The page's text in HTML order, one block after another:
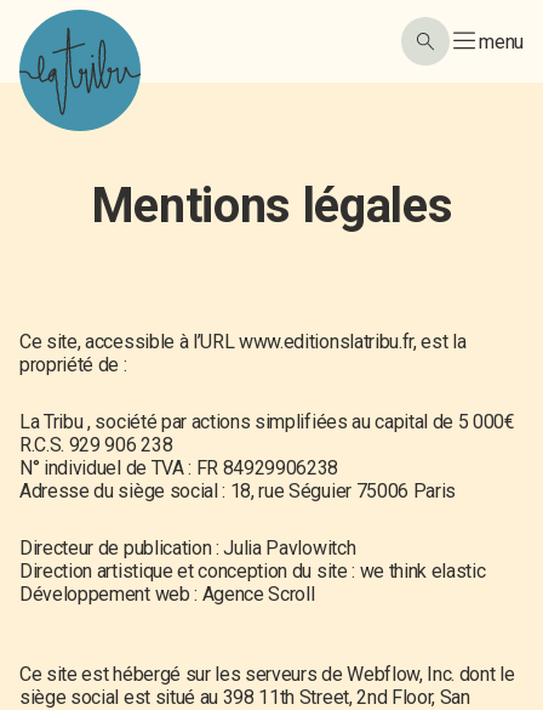
menu
Mentions légales
Ce site, accessible à l’URLwww.editionslatribu.fr, est la
propriété de :
La Tribu , société par actions simplifiées au capital de 5 000€
R.C.S. 929 906 238
N° individuel de TVA : FR 84929906238
Adresse du siège social : 18, rue Séguier 75006 Paris
Directeur de publication : Julia Pavlowitch
Direction artistique et conception du site : we think elastic
Développement web : Agence Scroll
Ce site est hébergé sur les serveurs de Webflow, Inc. dont le
siège social est situé au 398 11th Street, 2nd Floor, San